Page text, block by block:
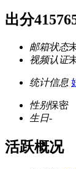
出分
邮箱状态
视频认证
统计信息
性别保密
生日-
活跃概况